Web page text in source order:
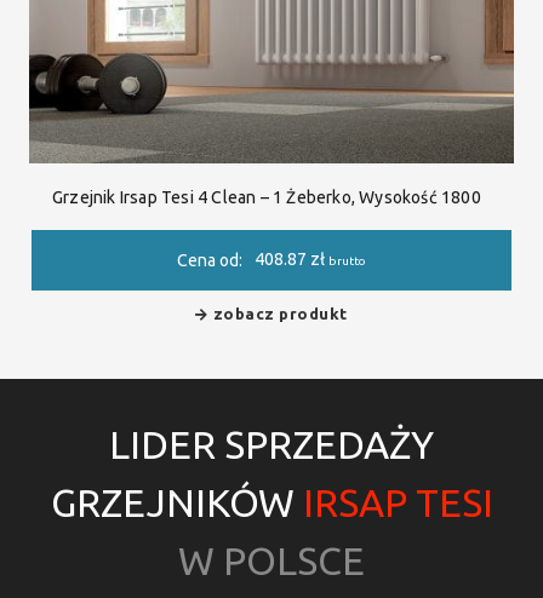
Grzejnik Irsap Tesi 4 Clean – 1 Żeberko, Wysokość 1800
Cena od: 408.87 zł brutto
zobacz produkt
LIDER SPRZEDAŻY
GRZEJNIKÓW IRSAP TESI
W POLSCE